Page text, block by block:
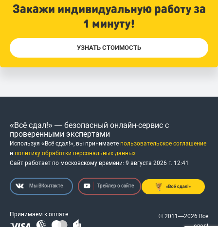
Закажи индивидуальную работу за
1 минуту!
УЗНАТЬ СТОИМОСТЬ
«Всё сдал!» — безопасный онлайн-сервис с
проверенными экспертами
Используя «Всё сдал!», вы принимаете пользовательское соглашение
и политику обработки персональных данных
Сайт работает по московскому времени: 9 августа 2026 г. 12:41
Мы ВКонтакте Трейлер о сайте
Принимаем к оплате
© 2011—2026 Всё